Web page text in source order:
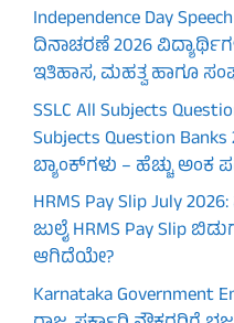
Independence Day
ದಿನಾಚರಣೆ 2026
ಇತಿಹಾಸ, ಮಹತ್ವ ಹಾಗೂ
SSLC All Subjects
Subjects Question
ಬ್ಯಾಂಕ್‌ಗಳು – ಹೆಚ್ಚು
HRMS Pay Slip July
ಜುಲೈ HRMS Pay Slip
ಆಗಿದೆಯೇ?
Karnataka Government